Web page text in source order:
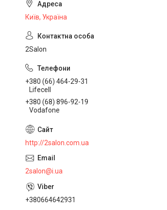
Київ, Україна
2Salon
+380 (66) 464-29-31
Lifecell
+380 (68) 896-92-19
Vodafone
http://2salon.com.ua
2salon@i.ua
+380664642931